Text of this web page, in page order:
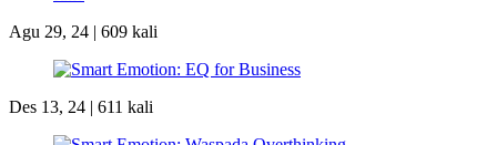
Agu 29, 24 | 609 kali
Des 13, 24 | 611 kali